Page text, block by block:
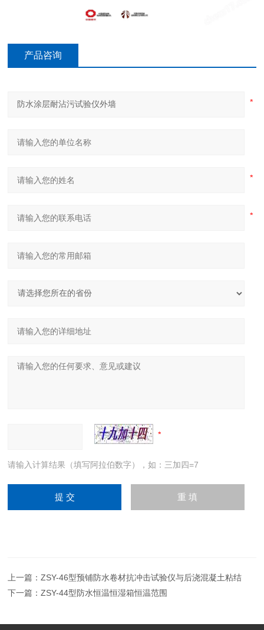
产品咨询
请输入计算结果（填写阿拉伯数字），如：三加四=7
上一篇：ZSY-46型预铺防水卷材抗冲击试验仪与后浇混凝土粘结
下一篇：ZSY-44型防水恒温恒湿箱恒温范围